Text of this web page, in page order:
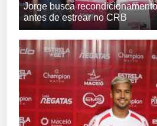
Jorge busca
antes de estrear no CRB